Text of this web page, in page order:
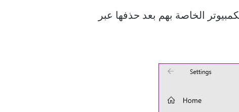
الخاصة بهم بعد حذفها عبر